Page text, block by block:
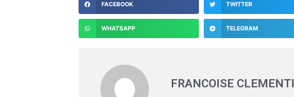
FACEBOOK TWITTER
WHATSAPP TELEGRAM
FRANCOISE CLEMENTI